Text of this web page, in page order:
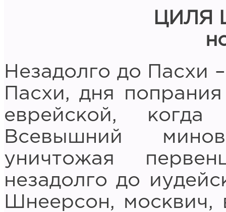
ЦИЛЯ
Незадолго до Пасхи
Пасхи, дня
еврейской,
Всевышний
уничтожая
незадолго до
Шнеерсон, москвич,